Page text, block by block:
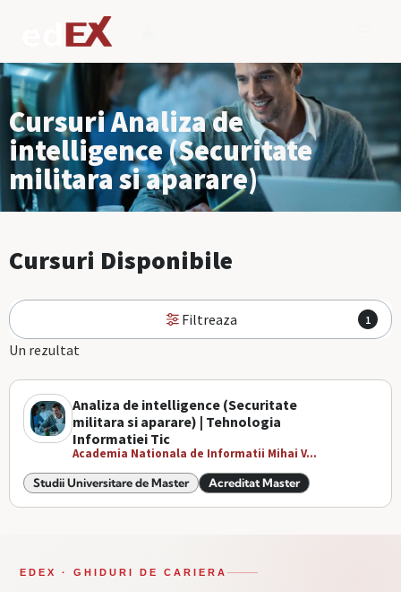
Cursuri Analiza de
intelligence (Securitate
militara si aparare)
Cursuri Disponibile
Filtreaza 1
Un rezultat
Analiza de intelligence (Securitate
militara si aparare) | Tehnologia
Informatiei Tic
Academia Nationala de Informatii Mihai V...
Studii Universitare de Master Acreditat Master
EDEX · GHIDURI DE CARIERA